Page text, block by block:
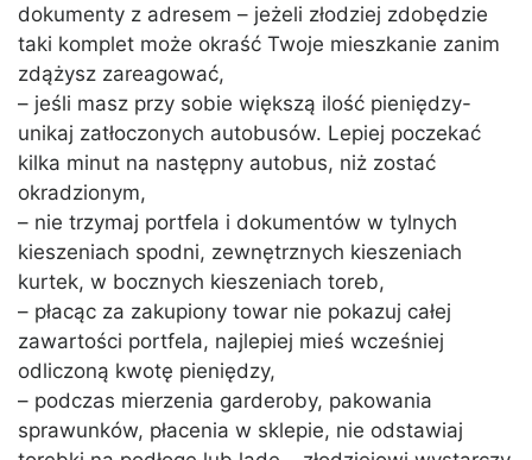
dokumenty z adresem – jeżeli złodziej zdobędzie
taki komplet może okraść Twoje mieszkanie zanim
zdążysz zareagować,
– jeśli masz przy sobie większą ilość pieniędzy-
unikaj zatłoczonych autobusów. Lepiej poczekać
kilka minut na następny autobus, niż zostać
okradzionym,
– nie trzymaj portfela i dokumentów w tylnych
kieszeniach spodni, zewnętrznych kieszeniach
kurtek, w bocznych kieszeniach toreb,
– płacąc za zakupiony towar nie pokazuj całej
zawartości portfela, najlepiej mieś wcześniej
odliczoną kwotę pieniędzy,
– podczas mierzenia garderoby, pakowania
sprawunków, płacenia w sklepie, nie odstawiaj